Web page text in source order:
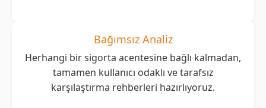
Bağımsız Analiz
Herhangi bir sigorta acentesine bağlı kalmadan,
tamamen kullanıcı odaklı ve tarafsız
karşılaştırma rehberleri hazırlıyoruz.